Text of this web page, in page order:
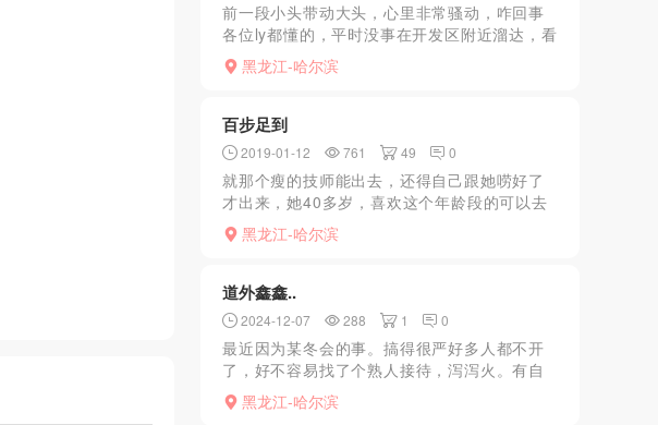
前一段小头带动大头，心里非常骚动，咋回事
各位ly都懂的，平时没事在开发区附近溜达，看
到汉水路闽江小学旁边有一家不摘牌的AM，还
有就是这个小区里边的吉星足道，平时看总关
黑龙江-哈尔滨
百步足到
2019-01-12 761 49 0
就那个瘦的技师能出去，还得自己跟她唠好了
才出来，她40多岁，喜欢这个年龄段的可以去
找，价格自己谈，只有大活，没有其他的，得
出去开房干
黑龙江-哈尔滨
道外鑫鑫..
2024-12-07 288 1 0
最近因为某冬会的事。搞得很严好多人都不开
了，好不容易找了个熟人接待，泻泻火。有自
己的教室，很安全，到地方后指挥上楼，进屋
简单冲洗一下就开始用指尖调情，然后走遍全
黑龙江-哈尔滨